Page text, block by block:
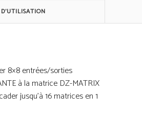
8×8 entrées/sorties
à la matrice DZ-MATRIX
jusqu’à 16 matrices en 1